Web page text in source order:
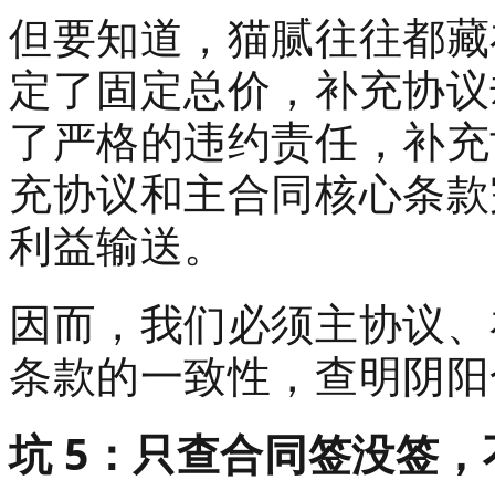
但要知道，猫腻往往都
定了固定总价，补充协
了严格的违约责任，补
充协议和主合同核心条
利益输送。
因而，我们必须主协议
条款的一致性，查明阴
坑 5：只查合同签没签